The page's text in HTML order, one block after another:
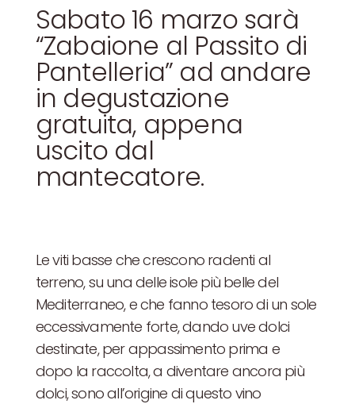
Sabato 16 marzo sarà
“Zabaione al Passito di
Pantelleria” ad andare
in degustazione
gratuita, appena
uscito dal
mantecatore.
Le viti basse che crescono radenti al
terreno, su una delle isole più belle del
Mediterraneo, e che fanno tesoro di un sole
eccessivamente forte, dando uve dolci
destinate, per appassimento prima e
dopo la raccolta, a diventare ancora più
dolci, sono all’origine di questo vino